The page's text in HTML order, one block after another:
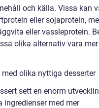
och källa. Vissa kan
eller sojaprotein,
eller vassleprotein.
olika alternativ vara
olika nyttiga desserter
sett en enorm
med mer